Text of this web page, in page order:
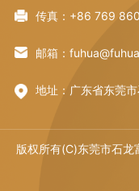
传真：+86 769
邮箱：
地址：广东省东莞
版权所有(C)东莞市石